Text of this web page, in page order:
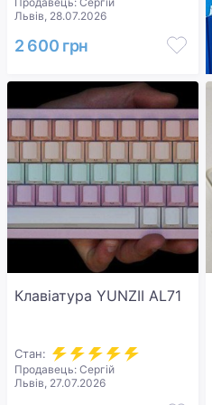
Львів, 28.07.2026
2 600 грн
Клавіатура YUNZII AL71
Стан:
Продавець: Сергій
Львів, 27.07.2026